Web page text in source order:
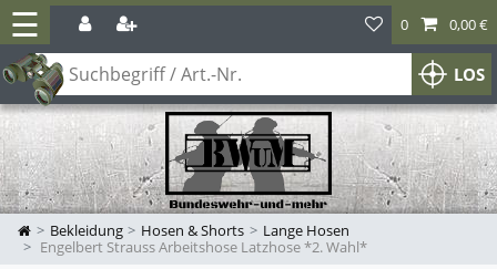
☰
LOS
0 0,00 €
Bekleidung Hosen & Shorts
Lange Hosen
Engelbert Strauss Arbeitshose Latzhose *2. Wahl*